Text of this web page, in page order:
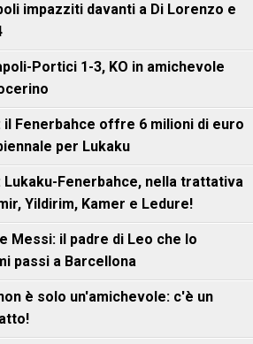
impazziti davanti a Di Lorenzo e
Portici 1-3, KO in amichevole
il Fenerbahce offre 6 milioni di euro
per Lukaku
Lukaku-Fenerbahce, nella trattativa
Yildirim, Kamer e Ledure!
Messi: il padre di Leo che lo
passi a Barcellona
è solo un'amichevole: c'è un